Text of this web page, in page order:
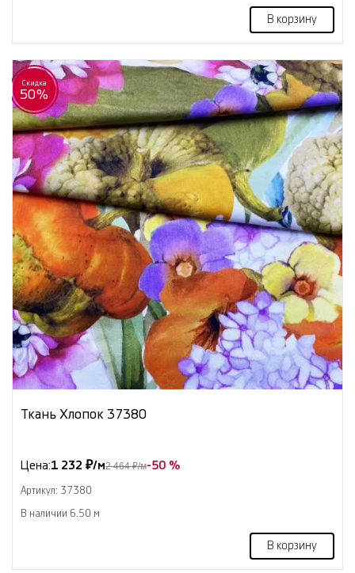
В корзину
Скидка
50%
Ткань Хлопок 37380
Цена:1 232 ₽/м2 464 ₽/м-50 %
Артикул: 37380
В наличии 6.50 м
В корзину